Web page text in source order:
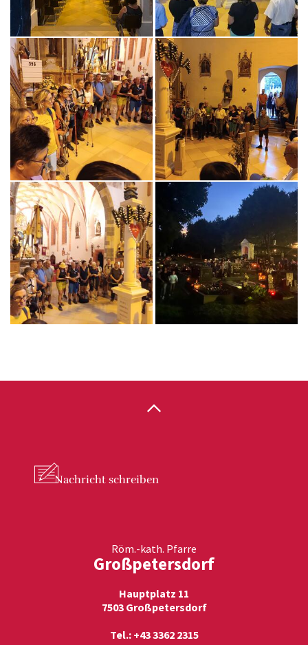
Nachricht schreiben
Röm.-kath. Pfarre
Großpetersdorf
Hauptplatz 11
7503 Großpetersdorf
Tel.: +43 3362 2315